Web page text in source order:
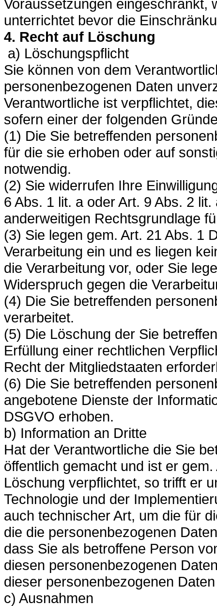
Voraussetzungen eingeschränkt,
unterrichtet bevor die
4. Recht auf Löschung
a) Löschungspflicht
Sie können von dem
personenbezogenen Daten
Verantwortliche ist verpflichtet,
sofern einer der folgenden
(1) Die Sie betreffenden
für die sie erhoben oder auf
notwendig.
(2) Sie widerrufen Ihre
6 Abs. 1 lit. a oder Art. 9 Abs. 2
anderweitigen Rechtsgrundlage
(3) Sie legen gem. Art. 21 Abs. 1
Verarbeitung ein und es liegen
die Verarbeitung vor, oder Sie
Widerspruch gegen die
(4) Die Sie betreffenden
verarbeitet.
(5) Die Löschung der Sie
Erfüllung einer rechtlichen
Recht der Mitgliedstaaten
(6) Die Sie betreffenden
angebotene Dienste der
DSGVO erhoben.
b) Information an Dritte
Hat der Verantwortliche die Sie
öffentlich gemacht und ist er
Löschung verpflichtet, so trifft er
Technologie und der
auch technischer Art, um die für
die die personenbezogenen
dass Sie als betroffene Person
diesen personenbezogenen
dieser personenbezogenen
c) Ausnahmen